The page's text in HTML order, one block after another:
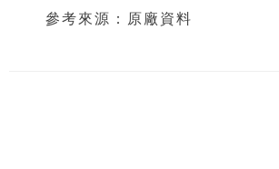
參考來源：原廠資料